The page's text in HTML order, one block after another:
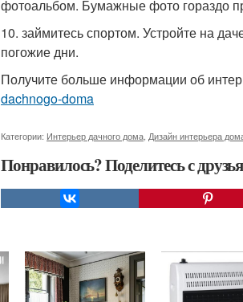
фотоальбом. Бумажные фото гораздо
10. займитесь спортом. Устройте на
погожие дни.
Получите больше информации об
dachnogo-doma
Категории: Интерьер дачного дома Дизайн интерьера
Понравилось? Поделитесь с